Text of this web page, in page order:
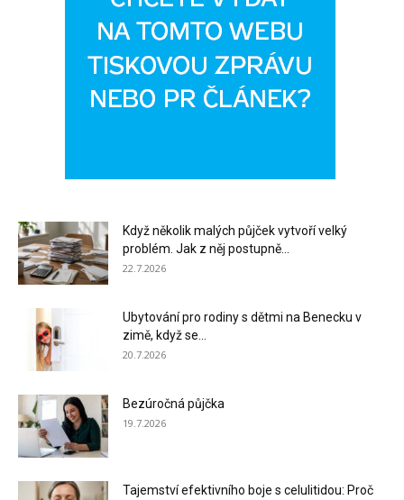
Když několik malých půjček vytvoří velký
problém. Jak z něj postupně...
22.7.2026
Ubytování pro rodiny s dětmi na Benecku v
zimě, když se...
20.7.2026
Bezúročná půjčka
19.7.2026
Tajemství efektivního boje s celulitidou: Proč